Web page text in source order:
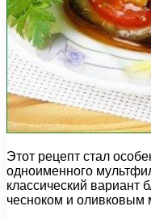
Этот рецепт стал
одноименного
классический вариант
чесноком и оливковым